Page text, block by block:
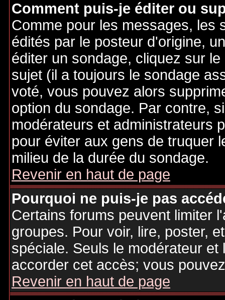
Comment puis-je éditer ou
Comme pour les messages, les
édités par le posteur d'origine,
éditer un sondage, cliquez sur
sujet (il a toujours le sondage
voté, vous pouvez alors
option du sondage. Par contre,
modérateurs et administrateurs
pour éviter aux gens de truquer
milieu de la durée du sondage.
Revenir en haut de page
Pourquoi ne puis-je pas
Certains forums peuvent limiter
groupes. Pour voir, lire, poster,
spéciale. Seuls le modérateur
accorder cet accès; vous
Revenir en haut de page